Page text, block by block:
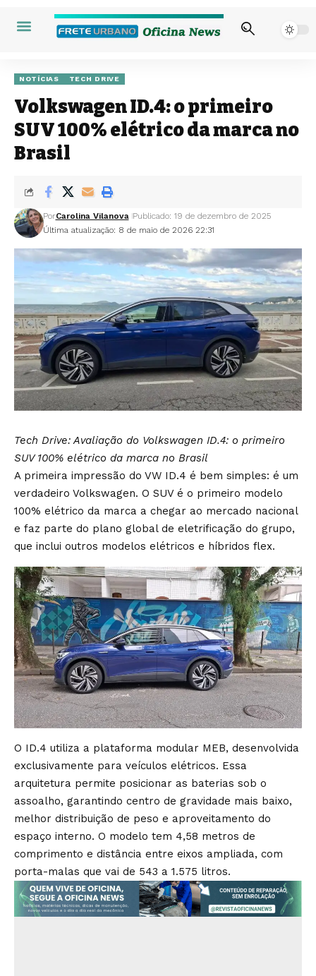
NOTÍCIAS TECH DRIVE
Volkswagen ID.4: o primeiro
SUV 100% elétrico da marca no
Brasil
Última atualização: 8 de maio de 2026 22:31
PorCarolina Vilanova Publicado: 19 de dezembro de 2025
Tech Drive: Avaliação do Volkswagen ID.4: o primeiro
SUV 100% elétrico da marca no Brasil
A primeira impressão do VW ID.4 é bem simples: é um
verdadeiro Volkswagen. O SUV é o primeiro modelo
100% elétrico da marca a chegar ao mercado nacional
e faz parte do plano global de eletrificação do grupo,
que inclui outros modelos elétricos e híbridos flex.
O ID.4 utiliza a plataforma modular MEB, desenvolvida
exclusivamente para veículos elétricos. Essa
arquitetura permite posicionar as baterias sob o
assoalho, garantindo centro de gravidade mais baixo,
melhor distribuição de peso e aproveitamento do
espaço interno. O modelo tem 4,58 metros de
comprimento e distância entre eixos ampliada, com
porta-malas que vai de 543 a 1.575 litros.